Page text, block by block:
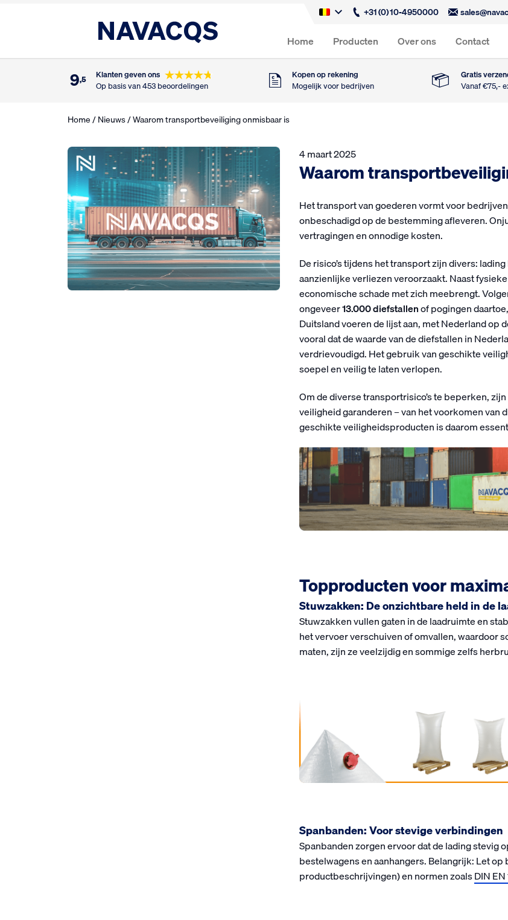
+31 (0) 10-4950000
Home Producten Over ons Contact
9,5
Klanten geven ons
Op basis van 453 beoordelingen
Kopen op rekening
Mogelijk voor bedrijven
Gratis
Vanaf €75,-
Home/Nieuws/ Waarom transportbeveiliging onmisbaar is
4 maart 2025
Waarom
Het transport van goederen vormt voor
onbeschadigd op de bestemming afleveren.
vertragingen en onnodige kosten.
De risico’s tijdens het transport zijn divers:
aanzienlijke verliezen veroorzaakt. Naast
economische schade met zich meebrengt.
ongeveer13.000 diefstallenof pogingen
Duitsland voeren de lijst aan, met Nederland op
vooral dat de waarde van de diefstallen in
verdrievoudigd. Het gebruik van geschikte
soepel en veilig te laten verlopen.
Om de diverse transportrisico’s te beperken,
veiligheid garanderen – van het voorkomen van
geschikte veiligheidsproducten is daarom
Topproducten voor
Stuwzakken: De onzichtbare held in de
Stuwzakken vullen gaten in de laadruimte en
het vervoer verschuiven of omvallen, waardoor
maten, zijn ze veelzijdig en sommige zelfs
Spanbanden: Voor stevige verbindingen
Spanbanden zorgen ervoor dat de lading stevig
bestelwagens en aanhangers. Belangrijk: Let
productbeschrijvingen) en normen zoalsDIN